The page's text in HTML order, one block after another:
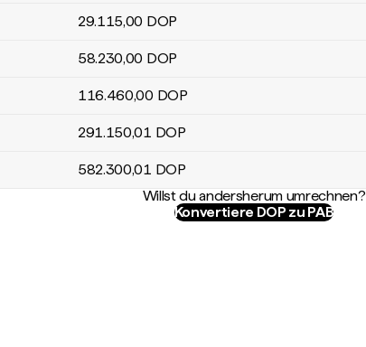
29.115,00 DOP
58.230,00 DOP
116.460,00 DOP
291.150,01 DOP
582.300,01 DOP
Willst du andersherum umrechnen?
Konvertiere DOP zu PAB